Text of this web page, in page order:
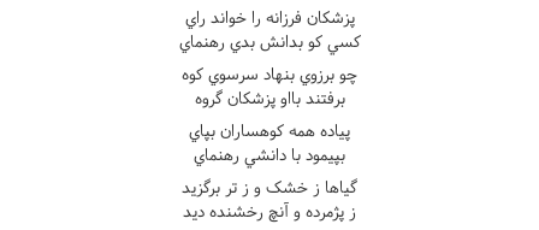
پزشکان فرزانه را خواند راي
کسي کو بدانش بدي رهنماي
چو برزوي بنهاد سرسوي کوه
برفتند بااو پزشکان گروه
پياده همه کوهساران بپاي
بپيمود با دانشي رهنماي
گياها ز خشک و ز تر برگزيد
ز پژمرده و آنچ رخشنده ديد